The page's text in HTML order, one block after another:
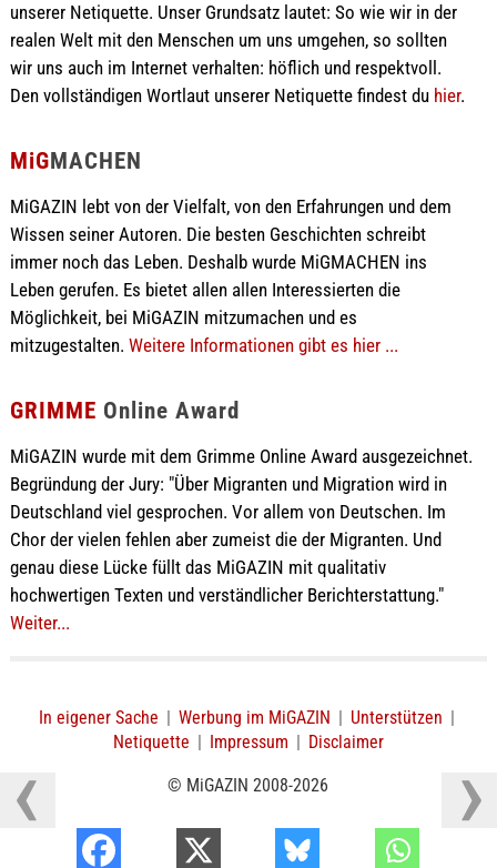
unserer Netiquette. Unser Grundsatz lautet: So wie wir in der
realen Welt mit den Menschen um uns umgehen, so sollten
wir uns auch im Internet verhalten: höflich und respektvoll.
Den vollständigen Wortlaut unserer Netiquette findest du hier.
MiGMACHEN
MiGAZIN lebt von der Vielfalt, von den Erfahrungen und dem
Wissen seiner Autoren. Die besten Geschichten schreibt
immer noch das Leben. Deshalb wurde MiGMACHEN ins
Leben gerufen. Es bietet allen allen Interessierten die
Möglichkeit, bei MiGAZIN mitzumachen und es
mitzugestalten. Weitere Informationen gibt es hier ...
GRIMME Online Award
MiGAZIN wurde mit dem Grimme Online Award ausgezeichnet.
Begründung der Jury: "Über Migranten und Migration wird in
Deutschland viel gesprochen. Vor allem von Deutschen. Im
Chor der vielen fehlen aber zumeist die der Migranten. Und
genau diese Lücke füllt das MiGAZIN mit qualitativ
hochwertigen Texten und verständlicher Berichterstattung."
Weiter...
In eigener Sache | Werbung im MiGAZIN | Unterstützen |
Netiquette | Impressum | Disclaimer
© MiGAZIN 2008-2026